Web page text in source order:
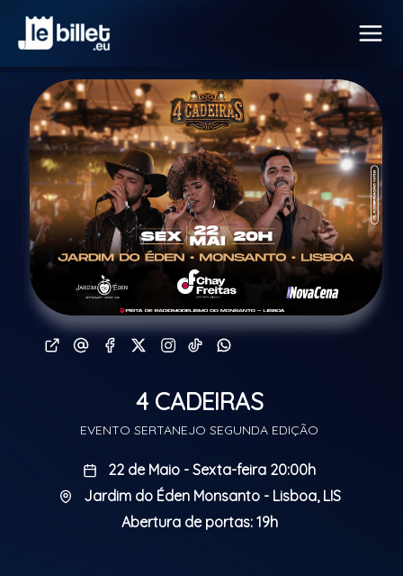
4 CADEIRAS
EVENTO SERTANEJO SEGUNDA EDIÇÃO
22 de Maio - Sexta-feira 20:00h
Jardim do Éden Monsanto - Lisboa, LIS
Abertura de portas: 19h